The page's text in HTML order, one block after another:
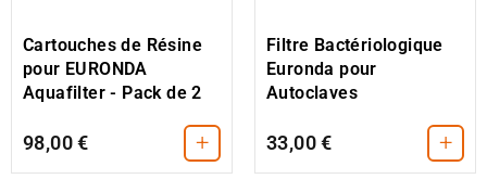
Cartouches de Résine
pour EURONDA
Aquafilter - Pack de 2
98,00 € +
Filtre Bactériologique
Euronda pour
Autoclaves
33,00 € +